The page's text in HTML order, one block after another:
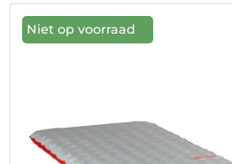
Niet op voorraad